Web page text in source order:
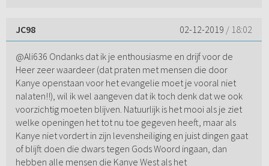
JC98 02-12-2019 / 18:02
@Ali636 Ondanks dat ik je enthousiasme en drijf voor de
Heer zeer waardeer (dat praten met mensen die door
Kanye openstaan voor het evangelie moet je vooral niet
nalaten!!), wil ik wel aangeven dat ik toch denk dat we ook
voorzichtig moeten blijven. Natuurlijk is het mooi als je ziet
welke openingen het tot nu toe gegeven heeft, maar als
Kanye niet vordert in zijn levensheiliging en juist dingen gaat
of blijft doen die dwars tegen Gods Woord ingaan, dan
hebben alle mensen die Kanye West als het